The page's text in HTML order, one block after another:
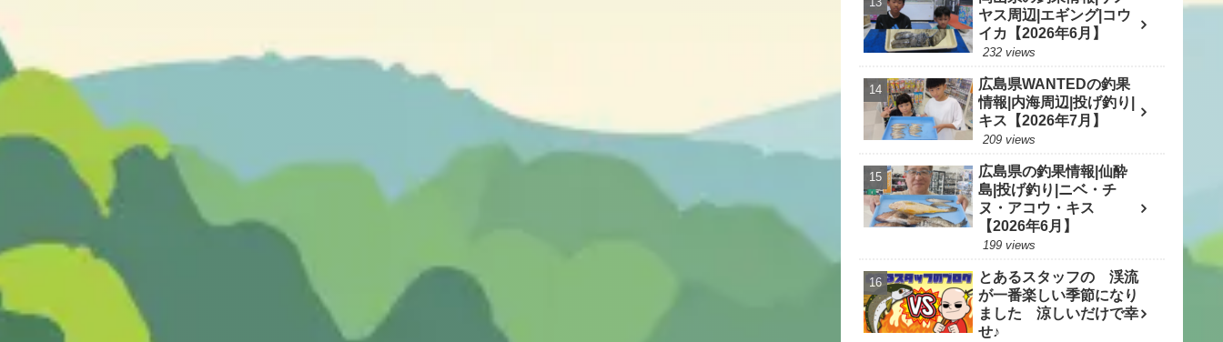
ヤス周辺|エギング|コウ
イカ【2026年6月】
232 views
広島県WANTEDの釣果
情報|内海周辺|投げ釣り|
キス【2026年7月】
209 views
広島県の釣果情報|仙酔
島|投げ釣り|ニベ・チ
ヌ・アコウ・キス
【2026年6月】
199 views
とあるスタッフの 渓流
が一番楽しい季節になり
ました 涼しいだけで幸
せ♪